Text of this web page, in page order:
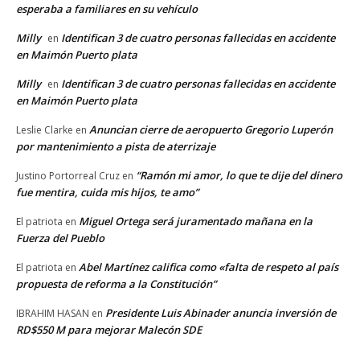
esperaba a familiares en su vehículo
Milly en Identifican 3 de cuatro personas fallecidas en accidente
en Maimón Puerto plata
Milly en Identifican 3 de cuatro personas fallecidas en accidente
en Maimón Puerto plata
Leslie Clarke en Anuncian cierre de aeropuerto Gregorio Luperón
por mantenimiento a pista de aterrizaje
Justino Portorreal Cruz en “Ramón mi amor, lo que te dije del dinero
fue mentira, cuida mis hijos, te amo”
El patriota en Miguel Ortega será juramentado mañana en la
Fuerza del Pueblo
El patriota en Abel Martínez califica como «falta de respeto al país
propuesta de reforma a la Constitución”
IBRAHIM HASAN en Presidente Luis Abinader anuncia inversión de
RD$550 M para mejorar Malecón SDE